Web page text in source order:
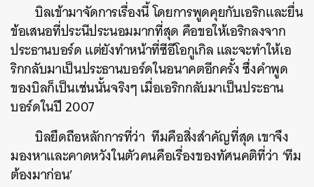
บิลเข้ามาจัดการเรื่องนี้ โดยการพูดคุยกับเอริกและยื่น
ข้อเสนอที่ประนีประนอมมากที่สุด คือขอให้เอริกลงจาก
ประธานบอร์ด แต่ยังทำหน้าที่ซีอีโอกูเกิล และจะทำให้เอ
ริกกลับมาเป็นประธานบอร์ดในอนาคตอีกครั้ง ซึ่งคำพูด
ของบิลก็เป็นเช่นนั้นจริงๆ เมื่อเอริกกลับมาเป็นประธาน
บอร์ดในปี 2007
บิลยึดถือหลักการที่ว่า ทีมคือสิ่งสำคัญที่สุด เขาจึง
มองหาและคาดหวังในตัวคนคือเรื่องของทัศนคติที่ว่า ‘ทีม
ต้องมาก่อน’